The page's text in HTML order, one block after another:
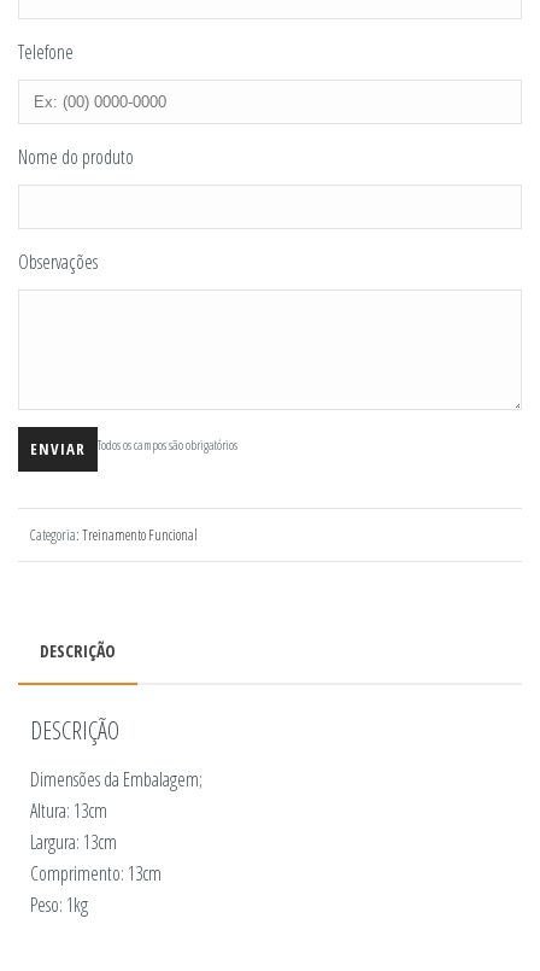
Telefone
Nome do produto
Observações
Todos os campos são obrigatórios
Categoria:Treinamento Funcional
DESCRIÇÃO
DESCRIÇÃO
Dimensões da Embalagem;
Altura: 13cm
Largura: 13cm
Comprimento: 13cm
Peso: 1kg